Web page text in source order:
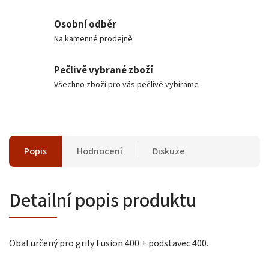
Osobní odběr
Na kamenné prodejně
Pečlivě vybrané zboží
Všechno zboží pro vás pečlivě vybíráme
Popis Hodnocení Diskuze
Detailní popis produktu
Obal určený pro grily Fusion 400 + podstavec 400.